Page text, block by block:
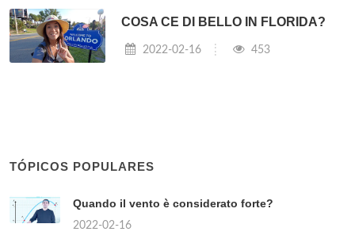
COSA CE DI BELLO IN FLORIDA?
2022-02-16 453
TÓPICOS POPULARES
Quando il vento è considerato forte?
2022-02-16